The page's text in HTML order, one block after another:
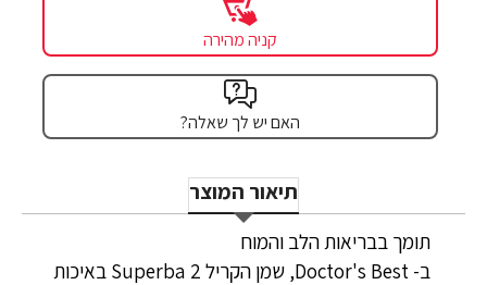
קניה מהירה
האם יש לך שאלה?
תיאור המוצר
תומך בבריאות הלב והמוח
ב- Doctor's Best, שמן הקריל Superba 2 באיכות